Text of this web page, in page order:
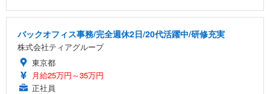
バックオフィス事務/完全週休2日/20代活躍中/研修充実
株式会社ティアグループ
東京都
月給25万円～35万円
正社員